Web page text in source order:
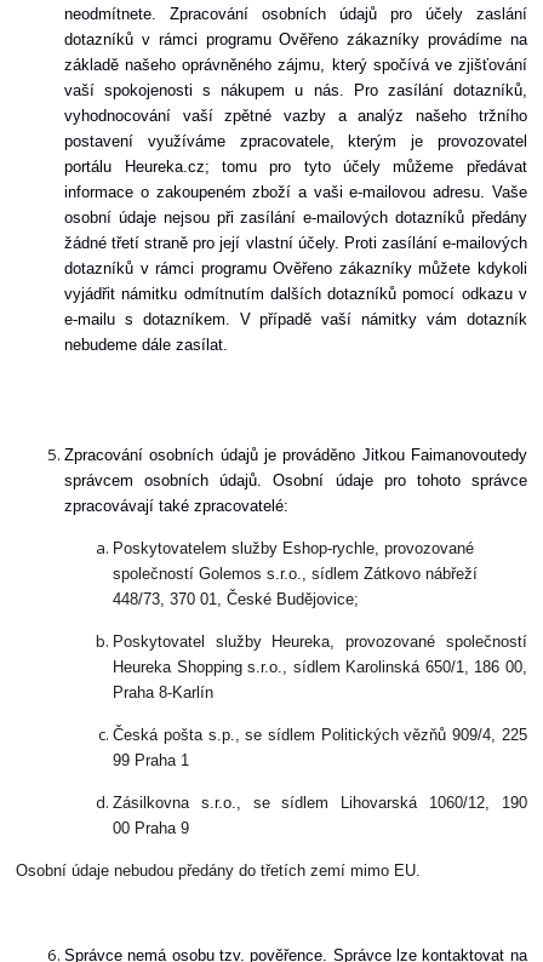
neodmítnete. Zpracování osobních údajů pro účely zaslání
dotazníků v rámci programu Ověřeno zákazníky provádíme na
základě našeho oprávněného zájmu, který spočívá ve zjišťování
vaší spokojenosti s nákupem u nás. Pro zasílání dotazníků,
vyhodnocování vaší zpětné vazby a analýz našeho tržního
postavení využíváme zpracovatele, kterým je provozovatel
portálu Heureka.cz; tomu pro tyto účely můžeme předávat
informace o zakoupeném zboží a vaši e-mailovou adresu. Vaše
osobní údaje nejsou při zasílání e-mailových dotazníků předány
žádné třetí straně pro její vlastní účely. Proti zasílání e-mailových
dotazníků v rámci programu Ověřeno zákazníky můžete kdykoli
vyjádřit námitku odmítnutím dalších dotazníků pomocí odkazu v
e-mailu s dotazníkem. V případě vaší námitky vám dotazník
nebudeme dále zasílat.
Zpracování osobních údajů je prováděno Jitkou Faimanovoutedy
správcem osobních údajů. Osobní údaje pro tohoto správce
zpracovávají také zpracovatelé:
Poskytovatelem služby Eshop-rychle, provozované
společností Golemos s.r.o., sídlem Zátkovo nábřeží
448/73, 370 01, České Budějovice;
Poskytovatel služby Heureka, provozované společností
Heureka Shopping s.r.o., sídlem Karolinská 650/1, 186 00,
Praha 8-Karlín
Česká pošta s.p., se sídlem Politických vězňů 909/4, 225
99 Praha 1
Zásilkovna s.r.o., se sídlem Lihovarská 1060/12, 190
00 Praha 9
Osobní údaje nebudou předány do třetích zemí mimo EU.
Správce nemá osobu tzv. pověřence. Správce lze kontaktovat na